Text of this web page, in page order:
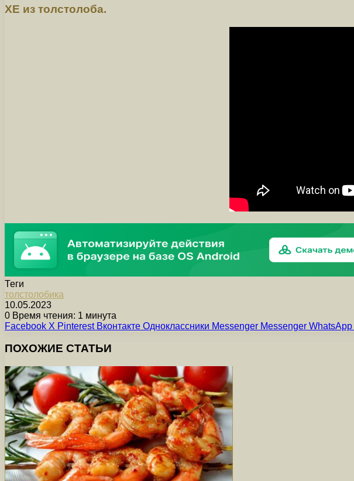
ХЕ из толстолоба.
Теги
толстолобика
10.05.2023
0 Время чтения: 1 минута
Facebook X Pinterest Вконтакте Одноклассники Messenger Messenger WhatsApp
ПОХОЖИЕ СТАТЬИ